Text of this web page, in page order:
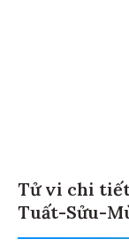
Tử vi chi
Tuất-Sửu-